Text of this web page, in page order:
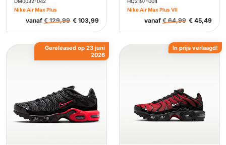
Nike Air Max Plus
vanaf €129,99 € 103,99
Nike Air Max Plus VII
vanaf €64,99 € 45,49
Gereleased op 23 juni
2026
In prijs verlaagd!